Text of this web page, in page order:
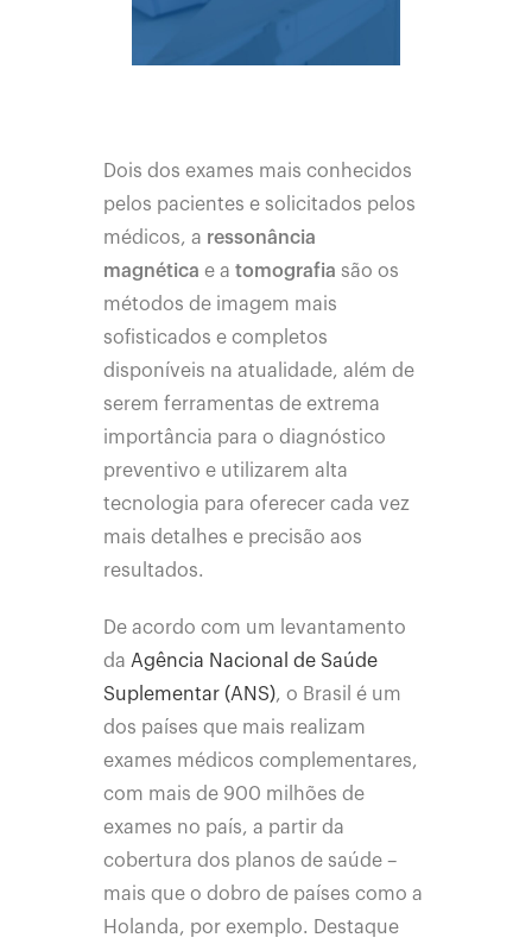
Dois dos exames mais conhecidos
pelos pacientes e solicitados pelos
médicos, a ressonância
magnéticae atomografia são os
métodos de imagem mais
sofisticados e completos
disponíveis na atualidade, além de
serem ferramentas de extrema
importância para o diagnóstico
preventivo e utilizarem alta
tecnologia para oferecer cada vez
mais detalhes e precisão aos
resultados.
De acordo com um levantamento
daAgência Nacional de Saúde
Suplementar (ANS), o Brasil é um
dos países que mais realizam
exames médicos complementares,
com mais de 900 milhões de
exames no país, a partir da
cobertura dos planos de saúde –
mais que o dobro de países como a
Holanda, por exemplo. Destaque